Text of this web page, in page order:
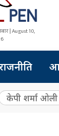
| August 10,
केपी शर्मा ओली